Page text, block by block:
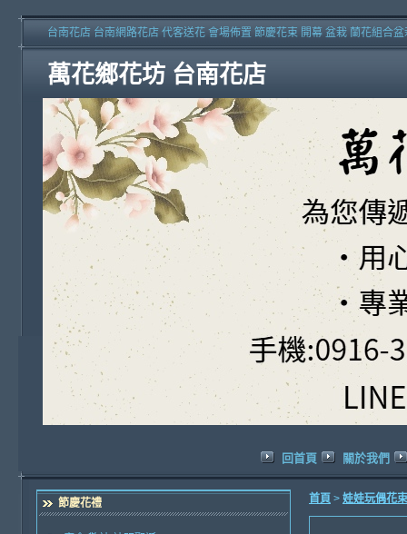
萬花鄉花坊 台南花店
台南花店 台南網路花店 代客送花 會場佈置 節慶花束 開幕 盆栽 蘭花組合
回首頁 關於我們
節慶花禮 首頁 > 娃娃玩偶花